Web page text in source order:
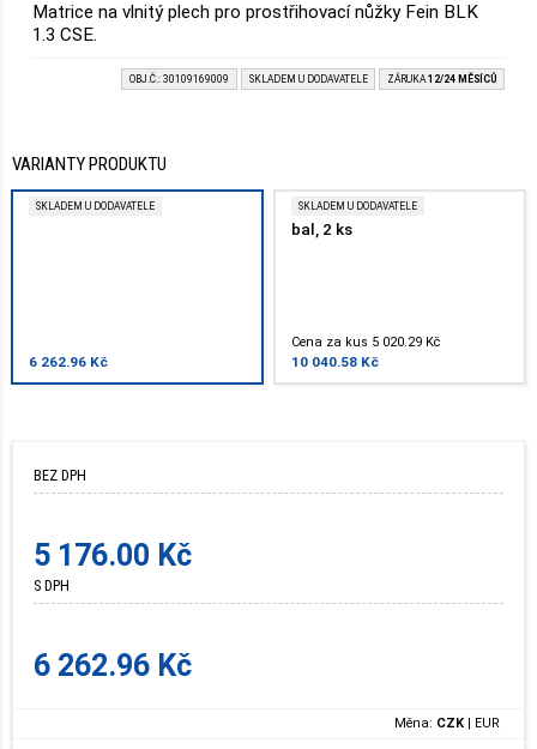
Matrice na vlnitý plech pro prostřihovací nůžky Fein BLK
1.3 CSE.
OBJ.Č.: 30109169009 SKLADEM U DODAVATELE ZÁRUKA 12/24 MĚSÍCŮ
VARIANTY PRODUKTU
SKLADEM U DODAVATELE
6 262.96 Kč
SKLADEM U DODAVATELE
bal, 2 ks
Cena za kus 5 020.29 Kč
10 040.58 Kč
BEZ DPH
5 176.00 Kč
S DPH
6 262.96 Kč
Měna: CZK | EUR